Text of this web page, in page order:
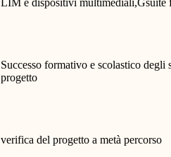
LIM e dispositivi multimediali,Gsuite
Successo formativo e scolastico degli
progetto
verifica del progetto a metà percorso